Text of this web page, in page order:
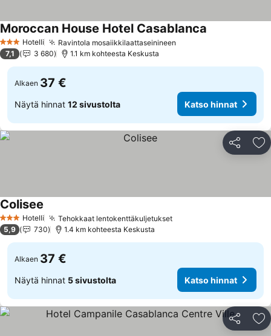
3 Tähtiluokitus
Hotelli Ravintola mosaiikkilaattaseinineen
Moroccan House Hotel Casablanca
7,1 3 680 1.1 km kohteesta Keskusta
Alkaen 37 €
Näytä hinnat 12 sivustolta Katso hinnat
Jaa
3 Tähtiluokitus
Hotelli Tehokkaat lentokenttäkuljetuksetKatso hinnat
Colisee
5,9 730 1.4 km kohteesta Keskusta
Alkaen 37 €
Näytä hinnat 5 sivustolta Katso hinnat
Jaa